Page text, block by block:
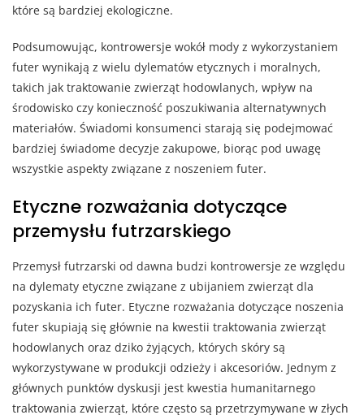
które są bardziej ekologiczne.
Podsumowując, kontrowersje wokół mody z wykorzystaniem
futer wynikają z wielu dylematów etycznych i moralnych,
takich jak traktowanie zwierząt hodowlanych, wpływ na
środowisko czy konieczność poszukiwania alternatywnych
materiałów. Świadomi konsumenci starają się podejmować
bardziej świadome decyzje zakupowe, biorąc pod uwagę
wszystkie aspekty związane z noszeniem futer.
Etyczne rozważania dotyczące
przemysłu futrzarskiego
Przemysł futrzarski od dawna budzi kontrowersje ze względu
na dylematy etyczne związane z ubijaniem zwierząt dla
pozyskania ich futer. Etyczne rozważania dotyczące noszenia
futer skupiają się głównie na kwestii traktowania zwierząt
hodowlanych oraz dziko żyjących, których skóry są
wykorzystywane w produkcji odzieży i akcesoriów. Jednym z
głównych punktów dyskusji jest kwestia humanitarnego
traktowania zwierząt, które często są przetrzymywane w złych